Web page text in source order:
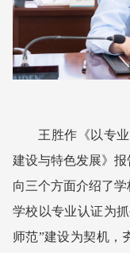
王胜作《以专
建设与特色发展》
向三个方面介绍了
学校以专业认证为
师范”建设为契机，